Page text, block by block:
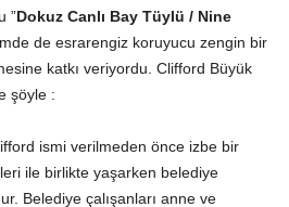
”Dokuz Canlı Bay Tüylü / Nine
de esrarengiz koruyucu zengin bir
katkı veriyordu. Clifford Büyük
şöyle :
ismi verilmeden önce izbe bir
ile birlikte yaşarken belediye
Belediye çalışanları anne ve